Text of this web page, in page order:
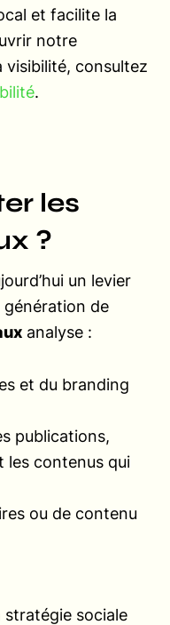
et facilite la
notre
visibilité, consultez
.
les
?
un levier
de
analyse :
et du branding
publications,
les contenus qui
ou de contenu
stratégie sociale